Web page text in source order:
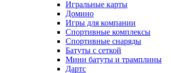
Игральные карты
Домино
Игры для компании
Спортивные комплексы
Спортивные снаряды
Батуты с сеткой
Мини батуты и трамплины
Дартс